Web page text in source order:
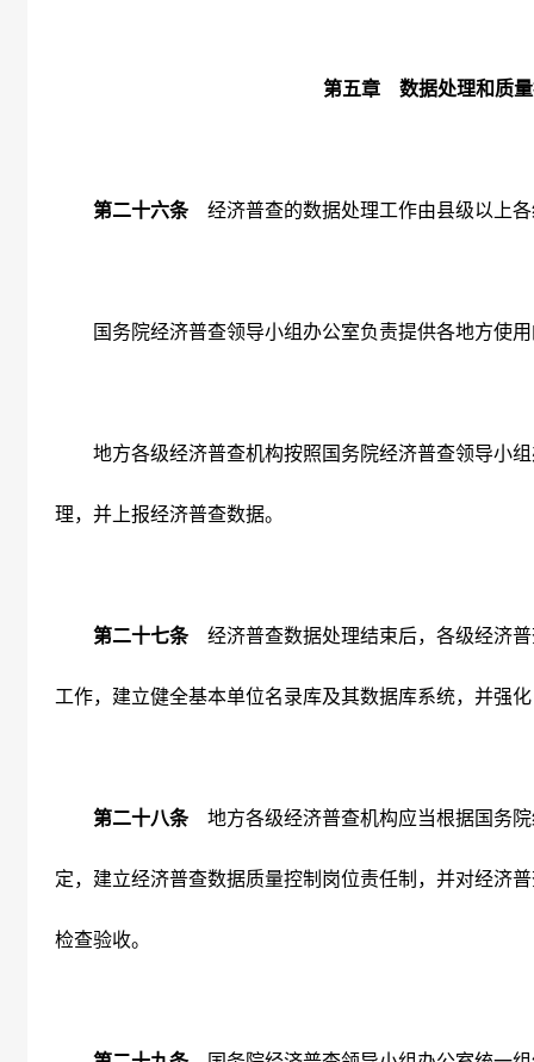
第五章 数据处理和质
第二十六条经济普查的数据处理工作由县级以上各
国务院经济普查领导小组办公室负责提供各地方使用
地方各级经济普查机构按照国务院经济普查领导小组
理，并上报经济普查数据。
第二十七条经济普查数据处理结束后，各级经济普
工作，建立健全基本单位名录库及其数据库系统，并强
第二十八条地方各级经济普查机构应当根据国务院
定，建立经济普查数据质量控制岗位责任制，并对经济
检查验收。